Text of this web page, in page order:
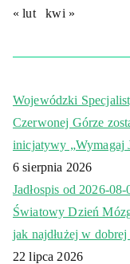
« lut kwi »
Wojewódzki
Czerwonej Górze
inicjatywy „Wymagaj
6 sierpnia 2026
Jadłospis od 2026-
Światowy Dzień
jak najdłużej w
22 lipca 2026